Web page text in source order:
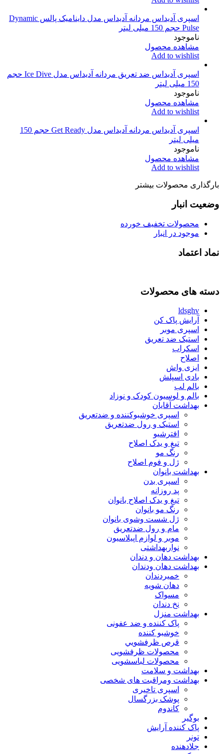
اسپری آدیداس مردانه آدیداس مدل داینامیک پالس Dynamic
Pulse حجم 150 میلی لیتر
ناموجود
مشاهده محصول
Add to wishlist
اسپری آدیداس ضد تعریق مردانه آدیداس مدل Ice Dive حجم
150 میلی لیتر
ناموجود
مشاهده محصول
Add to wishlist
اسپری آدیداس مردانه آدیداس مدل Get Ready حجم 150
میلی لیتر
ناموجود
مشاهده محصول
Add to wishlist
بارگذاری محصولات بیشتر
وضعیت انبار
محصولات تخفیف خورده
موجود در انبار
نماد اعتماد
دسته های محصولات
ldsghv
آرایش پاک کن
اسپری موبر
استیک ضد تعریق
اسکراب
اصلاح
ایزی واش
بادی اسپلش
بالم لب
بالم و لوسیون کودک و نوزاد
بهداشت آقایان
اسپری خوشبوکننده و ضدتعریق
استیک و رول ضدتعریق
افترشیو
تیغ و یدک اصلاح
رنگ مو
ژل و فوم اصلاح
بهداشت بانوان
اسپری بدن
پد روزانه
تیغ و یدک اصلاح بانوان
رنگ مو بانوان
ژل شست وشوی بانوان
مام و رول ضدتعریق
موبر و لوازم اپیلاسیون
نواربهداشتی
بهداشت دهان و دندان
بهداشت دهان ودندان
خمیردندان
دهان شویه
مسواک
نخ دندان
بهداشت منزل
پاک کننده و ضد عفونی
خوشبو کننده
قرص ظرفشويي
محصولات ظرفشویی
محصولات لباسشویی
بهداشت و سلامت
بهداشت ومراقبت های شخصی
اسپری تاخیری
پوشک بزرگسال
کاندوم
بوگیر
پاک کننده آرایش
تونر
جلادهنده